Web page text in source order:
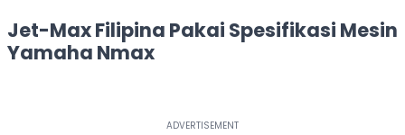
Jet-Max Filipina Pakai Spesifikasi Mesin
Yamaha Nmax